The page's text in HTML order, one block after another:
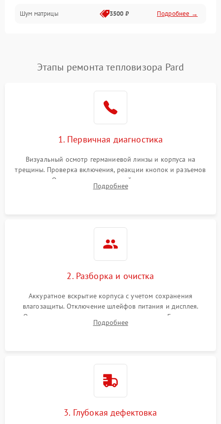
Проблемы питания
Сбои коммуникаций и интерфейсов
Экран (дисплей)
Шум матрицы 3500 ₽ Подробнее →
Этапы ремонта тепловизора Pard
1. Первичная диагностика
Визуальный осмотр германиевой линзы и корпуса на
трещины. Проверка включения, реакции кнопок и разъемов
зарядки. Оценка вывода тепловой сигнатуры на экран,
проверка базовых функций и считывание системных
Подробнее
2. Разборка и очистка
Аккуратное вскрытие корпуса с учетом сохранения
влагозащиты. Отключение шлейфов питания и дисплея.
Очистка внутренних плат от окислов и пыли. Бережная
обработка германиевого объектива специализированными
Подробнее
3. Глубокая дефектовка